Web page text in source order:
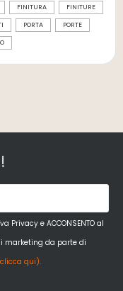
FINITURA FINITURE
PORTA PORTE
e ACCONSENTO al
marketing da parte di
qui).